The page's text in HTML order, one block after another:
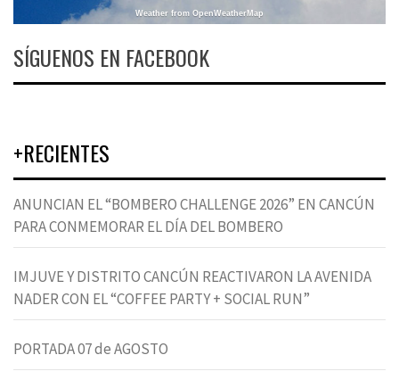
Weather from OpenWeatherMap
SÍGUENOS EN FACEBOOK
+RECIENTES
ANUNCIAN EL “BOMBERO CHALLENGE 2026” EN CANCÚN
PARA CONMEMORAR EL DÍA DEL BOMBERO
IMJUVE Y DISTRITO CANCÚN REACTIVARON LA AVENIDA
NADER CON EL “COFFEE PARTY + SOCIAL RUN”
PORTADA 07 de AGOSTO